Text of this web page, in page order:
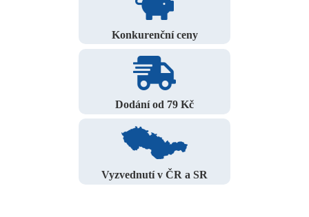
Konkurenční ceny
Dodání od 79 Kč
Vyzvednutí v ČR a SR